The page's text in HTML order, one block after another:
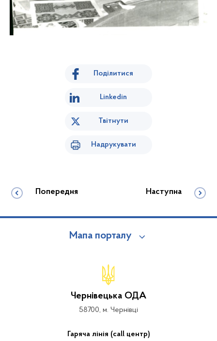
Поділитися
Linkedin
Твітнути
Надрукувати
Попередня Наступна
Мапа порталу
Чернівецька ОДА
58700, м. Чернівці
Гаряча лінія (call центр)